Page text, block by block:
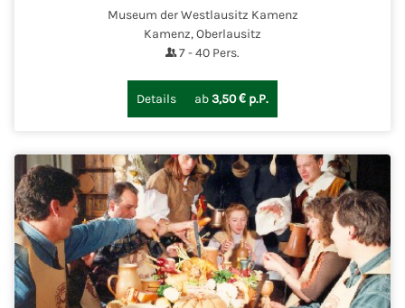
Museum der Westlausitz Kamenz
Kamenz, Oberlausitz
7-40 Pers.
Details ab3,50 € p.P.